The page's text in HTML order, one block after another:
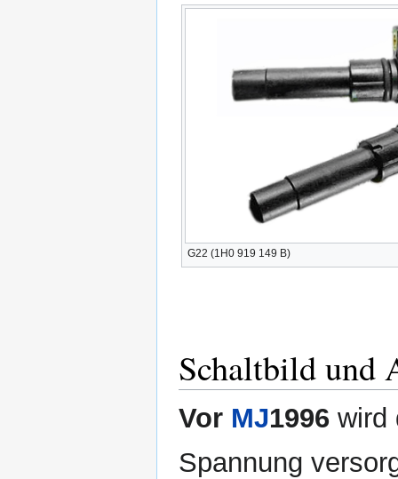
G22 (1H0 919 149 B)
Schaltbild und
Vor MJ1996 wird
Spannung